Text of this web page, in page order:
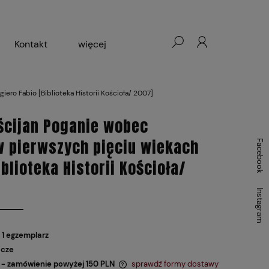
Kontakt więcej
Fabio [Biblioteka Historii Kościoła/ 2007]
Poganie wobec
pierwszych pięciu wiekach
Historii Kościoła/
egzemplarz
zamówienie powyżej 150 PLN sprawdź formy dostawy
Facebook
Instagram